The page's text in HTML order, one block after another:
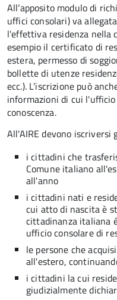
All’apposito modulo di
uffici consolari) va
l'effettiva residenza nella
esempio il certificato di
estera, permesso di
bollette di utenze
ecc.). L’iscrizione può
informazioni di cui
conoscenza.
All'AIRE devono iscriversi
i cittadini che
Comune italiano
all'anno
i cittadini nati e
cui atto di nascita è
cittadinanza italiana
ufficio consolare di
le persone che
all'estero,
i cittadini la cui
giudizialmente